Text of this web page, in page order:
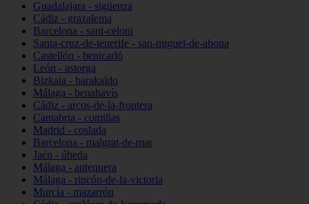
Guadalajara - sigüenza
Cádiz - grazalema
Barcelona - sant-celoni
Santa-cruz-de-tenerife - san-miguel-de-abona
Castellón - benicarló
León - astorga
Bizkaia - barakaldo
Málaga - benahavís
Cádiz - arcos-de-la-frontera
Cantabria - comillas
Madrid - coslada
Barcelona - malgrat-de-mar
Jaén - úbeda
Málaga - antequera
Málaga - rincón-de-la-victoria
Murcia - mazarrón